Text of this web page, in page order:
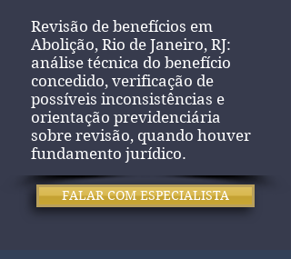
Revisão de benefícios em
Abolição, Rio de Janeiro, RJ:
análise técnica do benefício
concedido, verificação de
possíveis inconsistências e
orientação previdenciária
sobre revisão, quando houver
fundamento jurídico.
FALAR COM ESPECIALISTA